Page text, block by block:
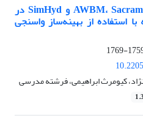
ارزیابی عملکرد مدل‌های AWBM، Sacramento و SimHyd در
استفاده از بهینه‌ساز واسنجی
1759-
کیومرث ابراهیمی، فرشته مدرسی